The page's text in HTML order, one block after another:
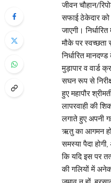
जीवन चौहान/
सफाई ठेकेदार को
जाएगी।
मौके पर स्वच्छता
निर्धारित
मुड़ापार व वार्ड
सघन रूप से
हुए महापौर
लापरवाही की
लगाते हुए अपनी
ऋतु का आगमन हो
समस्या पैदा
कि यदि इस पर
की गलियों में अनेक